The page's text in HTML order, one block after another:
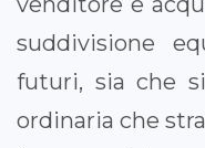
suddivisione
futuri, sia che
ordinaria che